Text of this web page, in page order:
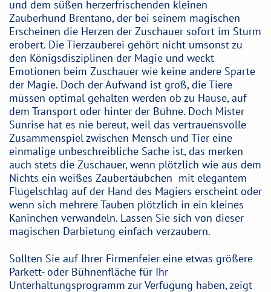
und dem süßen herzerfrischenden kleinen
Zauberhund Brentano, der bei seinem magischen
Erscheinen die Herzen der Zuschauer sofort im Sturm
erobert. Die Tierzauberei gehört nicht umsonst zu
den Königsdisziplinen der Magie und weckt
Emotionen beim Zuschauer wie keine andere Sparte
der Magie. Doch der Aufwand ist groß, die Tiere
müssen optimal gehalten werden ob zu Hause, auf
dem Transport oder hinter der Bühne. Doch Mister
Sunrise hat es nie bereut, weil das vertrauensvolle
Zusammenspiel zwischen Mensch und Tier eine
einmalige unbeschreibliche Sache ist, das merken
auch stets die Zuschauer, wenn plötzlich wie aus dem
Nichts ein weißes Zaubertäubchen mit elegantem
Flügelschlag auf der Hand des Magiers erscheint oder
wenn sich mehrere Tauben plötzlich in ein kleines
Kaninchen verwandeln. Lassen Sie sich von dieser
magischen Darbietung einfach verzaubern.
Sollten Sie auf Ihrer Firmenfeier eine etwas größere
Parkett- oder Bühnenfläche für Ihr
Unterhaltungsprogramm zur Verfügung haben, zeigt